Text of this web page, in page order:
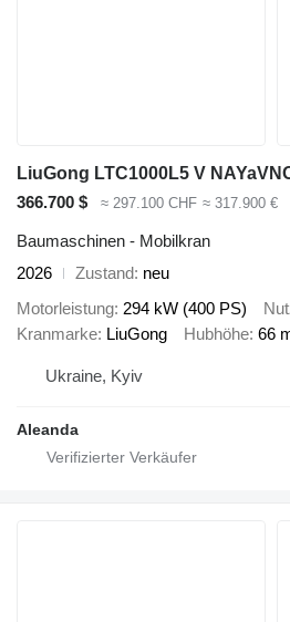
366.700 $ ≈ 297.100 CHF ≈ 317.900 €
Baumaschinen - Mobilkran
2026
Zustand neu
Motorleistung 294 kW (400 PS)
Kranmarke LiuGong Hubhöhe 66
Ukraine, Kyiv
Aleanda